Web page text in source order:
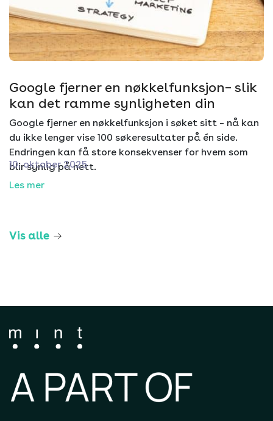
Google fjerner en nøkkelfunksjon– slik
kan det ramme synligheten din
Google fjerner en nøkkelfunksjon i søket sitt – nå kan
du ikke lenger vise 100 søkeresultater på én side.
Endringen kan få store konsekvenser for hvem som
blir synlig på nett.
10. oktober 2025
Les mer
Vis alle